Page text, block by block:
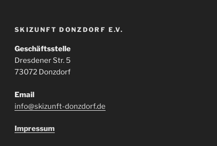
SKIZUNFT DONZDORF E.V.
Geschäftsstelle
Dresdener Str. 5
73072 Donzdorf
Email
info@skizunft-donzdorf.de
Impressum